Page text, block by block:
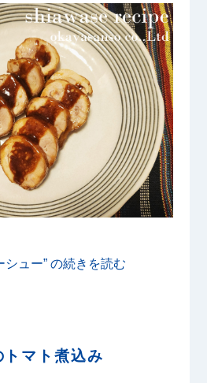
シュー” の続きを読む
マト煮込み